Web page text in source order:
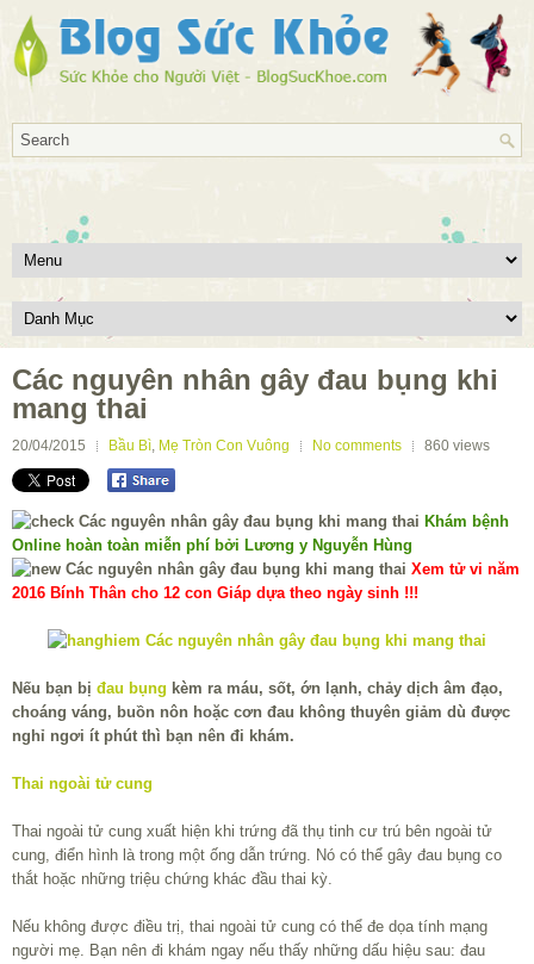
Các nguyên nhân gây đau bụng khi
mang thai
20/04/2015 Bầu Bì, Mẹ Tròn Con Vuông No comments 860 views
Khám bệnh
Online hoàn toàn miễn phí bởi Lương y Nguyễn Hùng
Xem tử vi năm
2016 Bính Thân cho 12 con Giáp dựa theo ngày sinh !!!
Nếu bạn bị đau bụng kèm ra máu, sốt, ớn lạnh, chảy dịch âm đạo,
choáng váng, buồn nôn hoặc cơn đau không thuyên giảm dù được
nghỉ ngơi ít phút thì bạn nên đi khám.
Thai ngoài tử cung
Thai ngoài tử cung xuất hiện khi trứng đã thụ tinh cư trú bên ngoài tử
cung, điển hình là trong một ống dẫn trứng. Nó có thể gây đau bụng co
thắt hoặc những triệu chứng khác đầu thai kỳ.
Nếu không được điều trị, thai ngoài tử cung có thể đe dọa tính mạng
người mẹ. Bạn nên đi khám ngay nếu thấy những dấu hiệu sau: đau